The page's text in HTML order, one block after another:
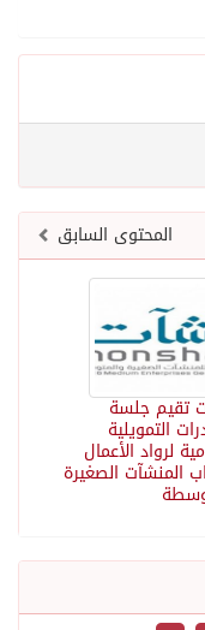
المحتوى السابق
تقيم جلسة
التمويلية
لرواد الأعمال
المنشآت الصغيرة